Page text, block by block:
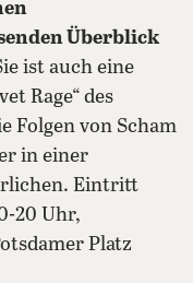
Überblick
ist auch eine
Rage“ des
Folgen von Scham
in einer
Eintritt
20 Uhr,
Platz